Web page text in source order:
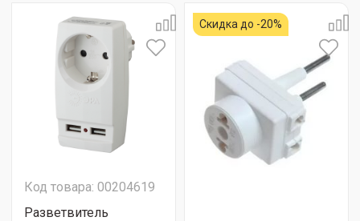
Код товара: 00204619
Разветвитель
Скидка до -20%